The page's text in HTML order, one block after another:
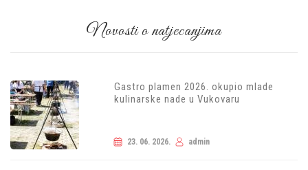
Novosti o natjecanjima
Gastro plamen 2026. okupio mlade
kulinarske nade u Vukovaru
23. 06. 2026. admin